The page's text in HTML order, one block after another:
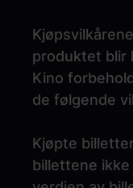
produktet blir
Kino
de følgende
Kjøpte
billettene